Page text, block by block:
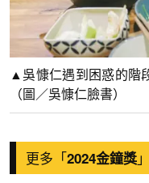
▲吳慷仁遇到困惑的階
（圖／吳慷仁臉書）
更多「2024金鐘獎